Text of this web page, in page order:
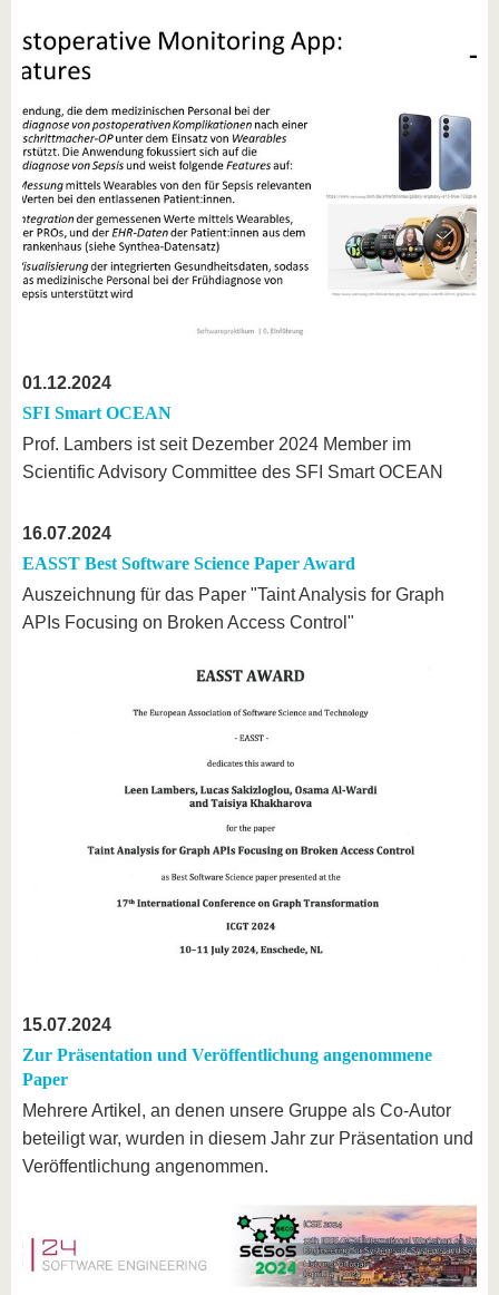
01.12.2024
SFI Smart OCEAN
Prof. Lambers ist seit Dezember 2024 Member im
Scientific Advisory Committee des SFI Smart OCEAN
16.07.2024
EASST Best Software Science Paper Award
Auszeichnung für das Paper "Taint Analysis for Graph
APIs Focusing on Broken Access Control"
15.07.2024
Zur Präsentation und Veröffentlichung angenommene
Paper
Mehrere Artikel, an denen unsere Gruppe als Co-Autor
beteiligt war, wurden in diesem Jahr zur Präsentation und
Veröffentlichung angenommen.